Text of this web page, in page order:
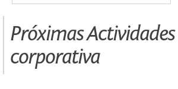
Próximas
corporativa